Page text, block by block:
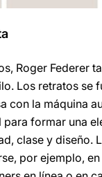
Roger Federer
Los retratos se
con la máquina
formar una
clase y diseño.
por ejemplo,